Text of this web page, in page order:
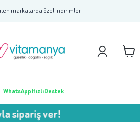
markalarda özel indirimler!
2 3
WhatsApp Hızlı Destek
sipariş ver!